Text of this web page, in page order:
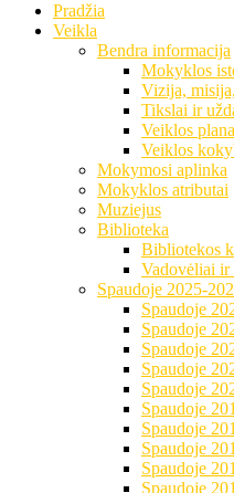
Pradžia
Veikla
Bendra informacija
Mokyklos
Vizija,
Tikslai ir
Veiklos
Veiklos
Mokymosi aplinka
Mokyklos atributai
Muziejus
Biblioteka
Bibliotekos
Vadovėliai ir
Spaudoje 2025-
Spaudoje
Spaudoje
Spaudoje
Spaudoje
Spaudoje
Spaudoje
Spaudoje
Spaudoje
Spaudoje
Spaudoje